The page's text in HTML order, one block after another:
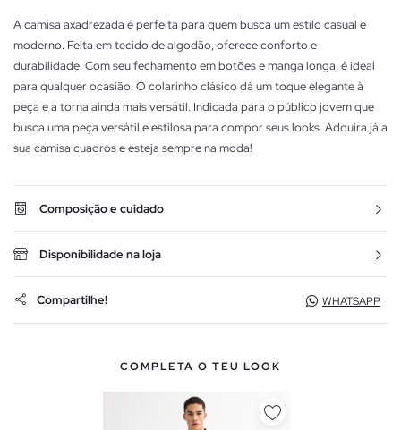
A camisa axadrezada é perfeita para quem busca um estilo casual e
moderno. Feita em tecido de algodão, oferece conforto e
durabilidade. Com seu fechamento em botões e manga longa, é ideal
para qualquer ocasião. O colarinho clásico dá um toque elegante à
peça e a torna ainda mais versátil. Indicada para o público jovem que
busca uma peça versátil e estilosa para compor seus looks. Adquira já a
sua camisa cuadros e esteja sempre na moda!
Composição e cuidado
Disponibilidade na loja
Compartilhe! WHATSAPP
COMPLETA O TEU LOOK